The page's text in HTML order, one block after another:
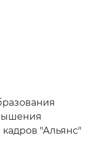
"Альянс"